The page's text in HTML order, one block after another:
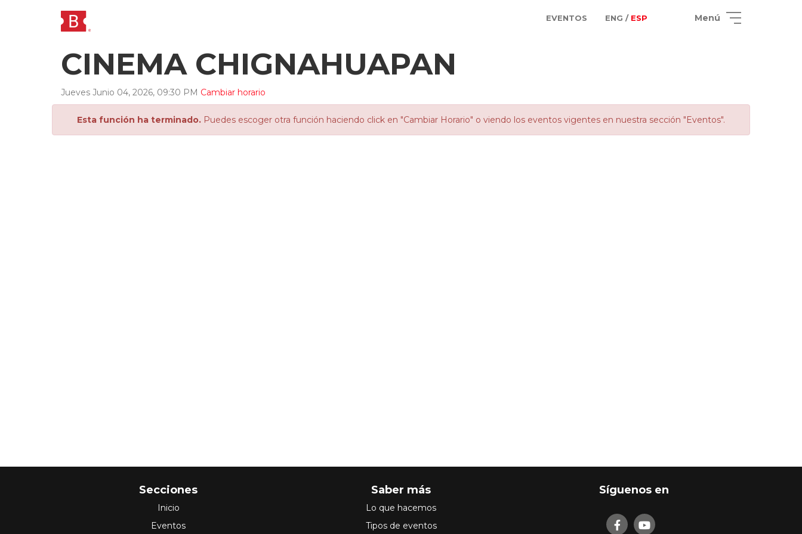
EVENTOS ENG / ESP Menú
CINEMA CHIGNAHUAPAN
Jueves Junio 04, 2026, 09:30 PM Cambiar horario
Esta función ha terminado. Puedes escoger otra función haciendo click en "Cambiar Horario" o viendo los eventos vigentes en nuestra sección "Eventos".
Secciones
Inicio
Eventos
Saber más
Lo que hacemos
Tipos de eventos
Síguenos en